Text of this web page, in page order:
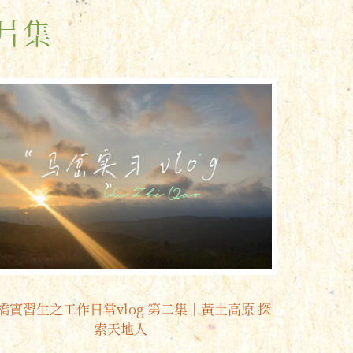
集
實習生之工作日常vlog 第二集｜黃土高原 探
索天地人